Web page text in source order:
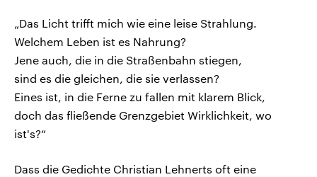
„Das Licht trifft mich wie eine leise Strahlung.
Welchem Leben ist es Nahrung?
Jene auch, die in die Straßenbahn stiegen,
sind es die gleichen, die sie verlassen?
Eines ist, in die Ferne zu fallen mit klarem Blick,
doch das fließende Grenzgebiet Wirklichkeit, wo
ist's?“
Dass die Gedichte Christian Lehnerts oft eine